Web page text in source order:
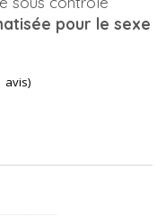
pour le sexe